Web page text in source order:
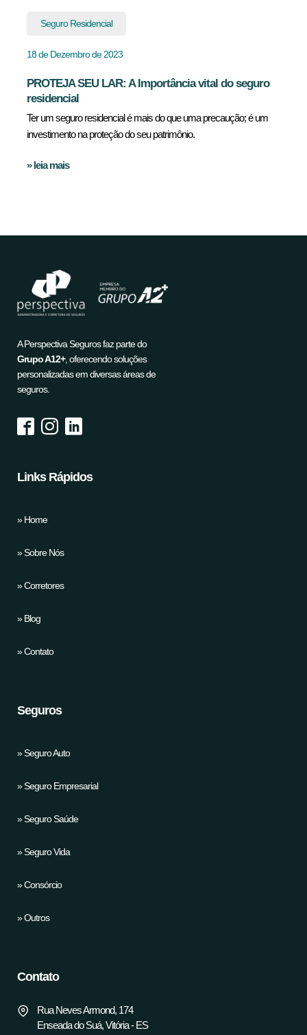
Seguro Residencial
18 de Dezembro de 2023
PROTEJA SEU LAR: A Importância vital do seguro
residencial
Ter um seguro residencial é mais do que uma precaução; é um
investimento na proteção do seu patrimônio.
» leia mais
A Perspectiva Seguros faz parte do
Grupo A12+, oferecendo soluções
personalizadas em diversas áreas de
seguros.
Links Rápidos
» Home
» Sobre Nós
» Corretores
» Blog
» Contato
Seguros
» Seguro Auto
» Seguro Empresarial
» Seguro Saúde
» Seguro Vida
» Consórcio
» Outros
Contato
Rua Neves Armond, 174
Enseada do Suá, Vitória - ES